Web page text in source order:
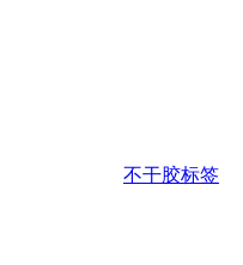
不干胶标签